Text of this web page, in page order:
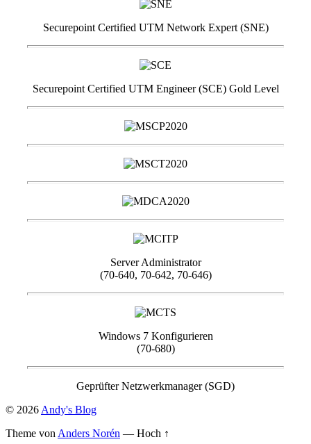
Securepoint Certified UTM Network Expert (SNE)
Securepoint Certified UTM Engineer (SCE) Gold Level
Server Administrator
(70-640, 70-642, 70-646)
Windows 7 Konfigurieren
(70-680)
Geprüfter Netzwerkmanager (SGD)
© 2026 Andy's Blog
Theme von Anders Norén — Hoch ↑